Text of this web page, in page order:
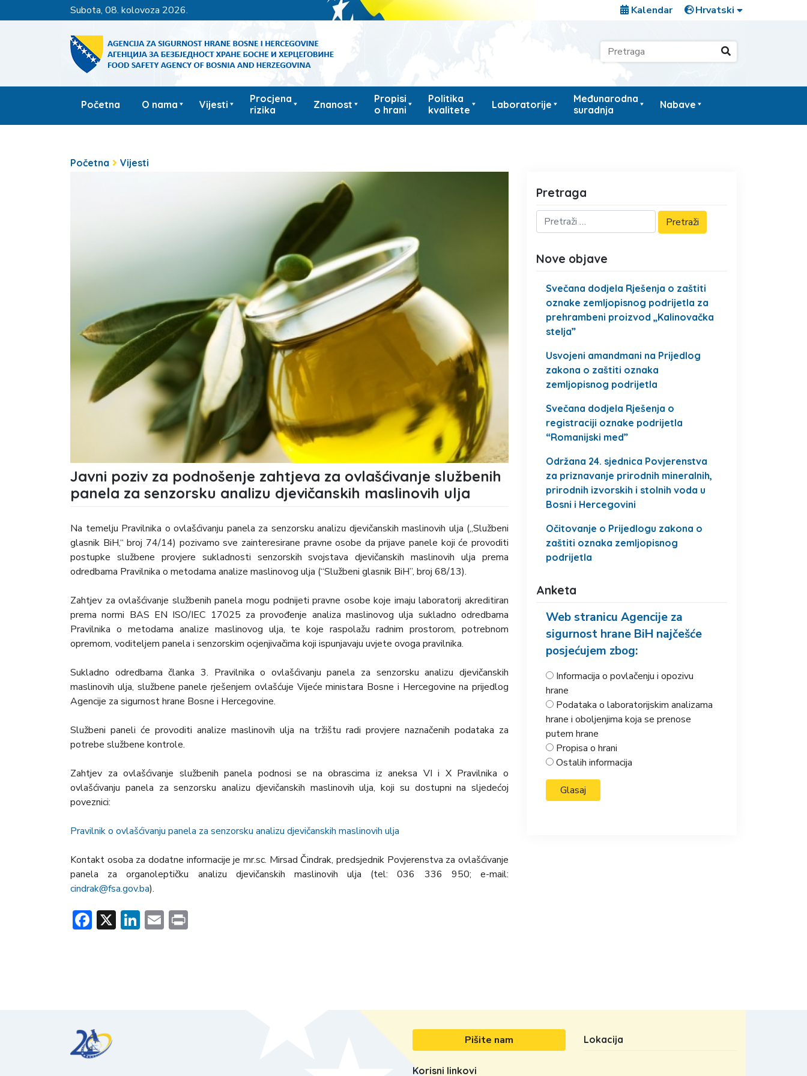
subota, 08. kolovoza 2026. Kalendar
Početna O nama Vijesti
Procjena
rizika
Znanost
Propisi
o hrani
Politika
kvalitete
Laboratorije
Međunarodna
suradnja
Nabave
Početna Vijesti
Javni poziv za podnošenje zahtjeva za ovlašćivanje službenih
panela za senzorsku analizu djevičanskih maslinovih ulja
Na temelju Pravilnika o ovlašćivanju panela za senzorsku analizu djevičanskih maslinovih ulja („Službeni
glasnik BiH,“ broj 74/14) pozivamo sve zainteresirane pravne osobe da prijave panele koji će provoditi
postupke službene provjere sukladnosti senzorskih svojstava djevičanskih maslinovih ulja prema
odredbama Pravilnika o metodama analize maslinovog ulja (“Službeni glasnik BiH”, broj 68/13).
Zahtjev za ovlašćivanje službenih panela mogu podnijeti pravne osobe koje imaju laboratorij akreditiran
prema normi BAS EN ISO/IEC 17025 za provođenje analiza maslinovog ulja sukladno odredbama
Pravilnika o metodama analize maslinovog ulja, te koje raspolažu radnim prostorom, potrebnom
opremom, voditeljem panela i senzorskim ocjenjivačima koji ispunjavaju uvjete ovoga pravilnika.
Sukladno odredbama članka 3. Pravilnika o ovlašćivanju panela za senzorsku analizu djevičanskih
maslinovih ulja, službene panele rješenjem ovlašćuje Vijeće ministara Bosne i Hercegovine na prijedlog
Agencije za sigurnost hrane Bosne i Hercegovine.
Službeni paneli će provoditi analize maslinovih ulja na tržištu radi provjere naznačenih podataka za
potrebe službene kontrole.
Zahtjev za ovlašćivanje službenih panela podnosi se na obrascima iz aneksa VI i X Pravilnika o
ovlašćivanju panela za senzorsku analizu djevičanskih maslinovih ulja, koji su dostupni na sljedećoj
poveznici:
Pravilnik o ovlašćivanju panela za senzorsku analizu djevičanskih maslinovih ulja
Kontakt osoba za dodatne informacije je mr.sc. Mirsad Čindrak, predsjednik Povjerenstva za ovlašćivanje
panela za organoleptičku analizu djevičanskih maslinovih ulja (tel: 036 336 950; e-mail:
cindrak@fsa.gov.ba).
Facebook
X LinkedIn
Email
Pretraga
Nove objave
Svečana dodjela Rješenja o zaštiti
oznake zemljopisnog podrijetla za
prehrambeni proizvod „Kalinovačka
stelja”
Usvojeni amandmani na Prijedlog
zakona o zaštiti oznaka
zemljopisnog podrijetla
Svečana dodjela Rješenja o
registraciji oznake podrijetla
“Romanijski med”
Održana 24. sjednica Povjerenstva
za priznavanje prirodnih mineralnih,
prirodnih izvorskih i stolnih voda u
Bosni i Hercegovini
Očitovanje o Prijedlogu zakona o
zaštiti oznaka zemljopisnog
podrijetla
Anketa
Web stranicu Agencije za
sigurnost hrane BiH najčešće
posjećujem zbog:
Informacija o povlačenju i opozivu
hrane
Podataka o laboratorijskim analizama
hrane i oboljenjima koja se prenose
putem hrane
Propisa o hrani
Ostalih informacija
Pišite nam
Korisni linkovi
Lokacija